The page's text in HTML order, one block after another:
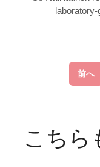
前へ
こちら